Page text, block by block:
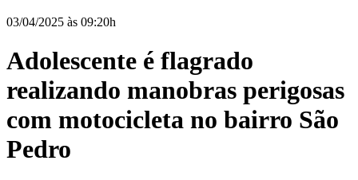
03/04/2025 às 09:20h
Adolescente é flagrado
realizando manobras perigosas
com motocicleta no bairro São
Pedro